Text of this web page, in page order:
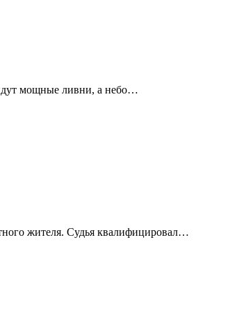
мощные ливни, а небо…
жителя. Судья квалифицировал…